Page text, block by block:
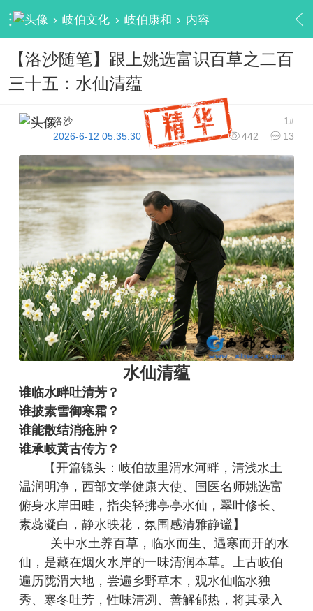
› 岐伯文化 › 岐伯康和 › 内容
【洛沙随笔】跟上姚选富识百草之二百
三十五：水仙清蕴
1#
洛沙
442
13
2026-6-12 05:35:30
水仙清蕴
谁临水畔吐清芳？
谁披素雪御寒霜？
谁能散结消疮肿？
谁承岐黄古传方？
【开篇镜头：岐伯故里渭水河畔，清浅水土
温润明净，西部文学健康大使、国医名师姚选富
俯身水岸田畦，指尖轻拂亭亭水仙，翠叶修长、
素蕊凝白，静水映花，氛围感清雅静谧】
关中水土养百草，临水而生、遇寒而开的水
仙，是藏在烟火水岸的一味清润本草。上古岐伯
遍历陇渭大地，尝遍乡野草木，观水仙临水独
秀、寒冬吐芳，性味清冽、善解郁热，将其录入